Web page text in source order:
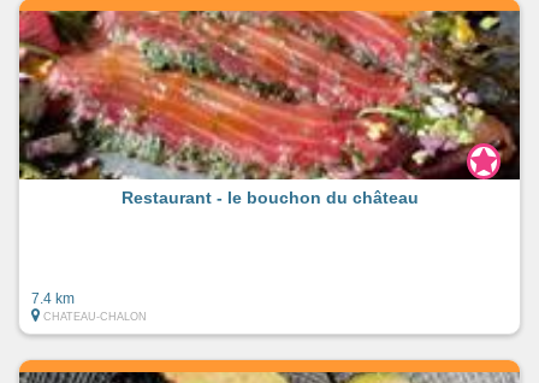
Restaurant - le bouchon du château
7.4 km
CHATEAU-CHALON